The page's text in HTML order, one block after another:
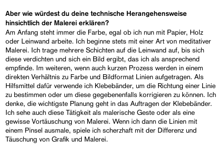
Aber wie würdest du deine technische Herangehensweise
hinsichtlich der Malerei erklären?
Am Anfang steht immer die Farbe, egal ob ich nun mit Papier, Holz
oder Leinwand arbeite. Ich beginne stets mit einer Art von meditativer
Malerei. Ich trage mehrere Schichten auf die Leinwand auf, bis sich
diese verdichten und sich ein Bild ergibt, das ich als ansprechend
empfinde. Im weiteren, wenn auch kurzen Prozess werden in einem
direkten Verhältnis zu Farbe und Bildformat Linien aufgetragen. Als
Hilfsmittel dafür verwende ich Klebebänder, um die Richtung einer Linie
zu bestimmen oder um diese gegebenenfalls korrigieren zu können. Ich
denke, die wichtigste Planung geht in das Auftragen der Klebebänder.
Ich sehe auch diese Tätigkeit als malerische Geste oder als eine
gewisse Vortäuschung von Malerei. Wenn ich dann die Linien mit
einem Pinsel ausmale, spiele ich scherzhaft mit der Differenz und
Täuschung von Grafik und Malerei.